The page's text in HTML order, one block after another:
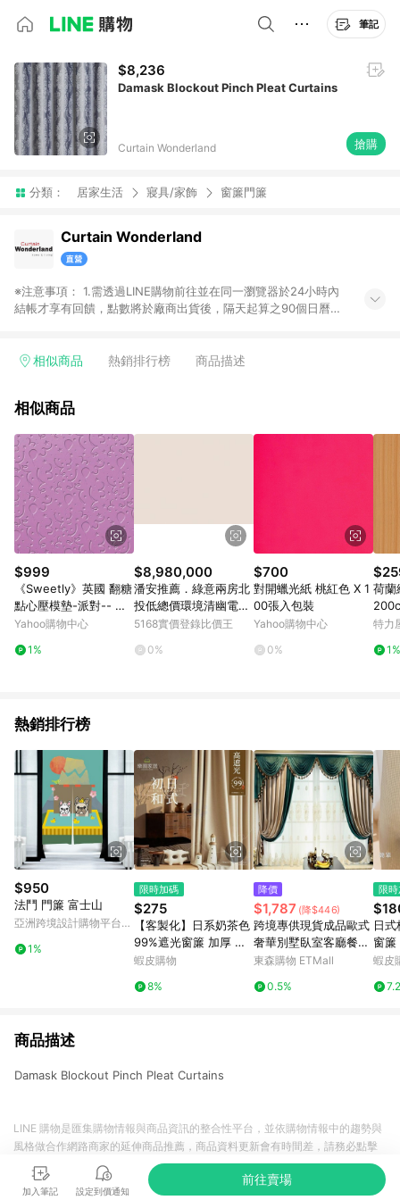
筆記
$8,236
Damask Blockout Pinch Pleat Curtains
Curtain Wonderland 搶購
分類： 居家生活 寢具/家飾 窗簾門簾
Curtain Wonderland
※注意事項： 1.需透過LINE購物前往並在同一瀏覽器於24小時內
結帳才享有回饋，點數將於廠商出貨後，隔天起算之90個日曆天
差異。 4.若於商家App下單，不符合LINE購物導購資格。
相似商品 熱銷排行榜 商品描述
相似商品
$999
《Sweetly》英國 翻糖
點心壓模墊-派對-- 翻
糖器具 烘焙用品
Yahoo購物中心
1%
$8,980,000
潘安推薦．綠意兩房北
投低總價環境清幽電梯
美宅｜台北市北投區溫
5168實價登錄比價王
0%
$700
對開蠟光紙 桃紅色 X 1
00張入包裝
Yahoo購物中心
0%
荷蘭
特力
1%
熱銷排行榜
$950
法鬥 門簾 富士山
亞洲跨境設計購物平台
1%
限時加碼
$275
【客製化】日系奶茶色
99%遮光窗簾 加厚 隔
音隔熱窗簾 落地窗簾
棉麻布簾 遮醜簾 門簾
蝦皮購物
8%
降價
$1,787 (降$446)
跨境專供現貨成品歐式
奢華別墅臥室客廳餐廳
加厚絨布遮光窗簾布
東森購物 ETMall
0.5%
限
日
窗簾
半遮
私隔
蝦皮
商品描述
Damask Blockout Pinch Pleat Curtains
加入筆記 設定到價通知
前往賣場
LINE 購物是匯集購物情報與商品資訊的整合性平台，並依購物情報中的趨勢與
風格做合作網路商家的延伸商品推薦，商品資料更新會有時間差，請務必點擊
商品至各合作網路商家，確認現售價與購物條件，一切資訊以合作廠商網頁為
準。